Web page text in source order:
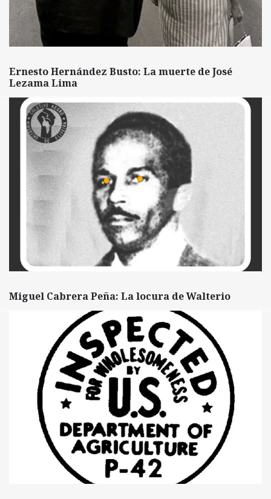
Ernesto Hernández Busto: La muerte de José
Lezama Lima
Miguel Cabrera Peña: La locura de Walterio